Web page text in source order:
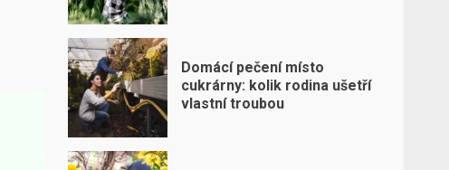
Domácí pečení místo
cukrárny: kolik rodina ušetří
vlastní troubou